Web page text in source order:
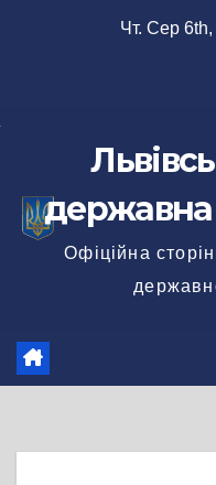
Чт. Сер
державна
Офіційна